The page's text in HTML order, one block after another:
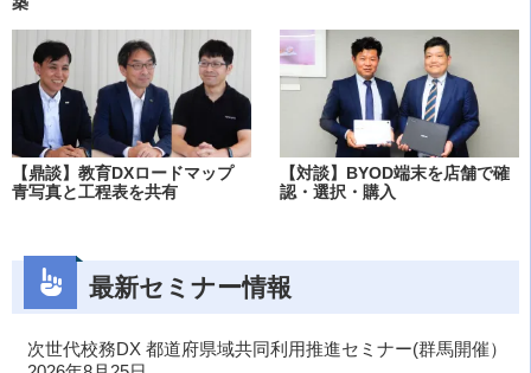
【鼎談】教育DXロードマップ
青写真と工程表を共有
【対談】BYOD端末を店舗で確
認・選択・購入
最新セミナー情報
次世代校務DX 都道府県域共同利用推進セミナー(群馬開催）